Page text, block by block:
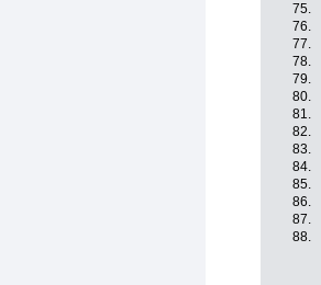
75.
76.
77.
78.
79.
80.
81.
82.
83.
84.
85.
86.
87.
88.